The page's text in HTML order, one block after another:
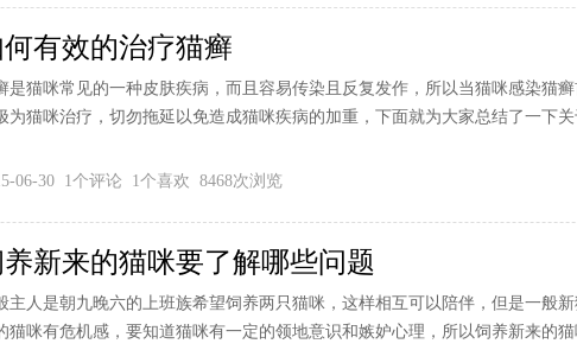
有效的治疗猫癣
是猫咪常见的一种皮肤疾病，而且容易传染且反复发作，所以当猫咪感染猫癣
为猫咪治疗，切勿拖延以免造成猫咪疾病的加重，下面就为大家总结了一下
06-30 1个评论 1个喜欢 8468次浏览
新来的猫咪要了解哪些问题
主人是朝九晚六的上班族希望饲养两只猫咪，这样相互可以陪伴，但是一般
猫咪有危机感，要知道猫咪有一定的领地意识和嫉妒心理，所以饲养新来的